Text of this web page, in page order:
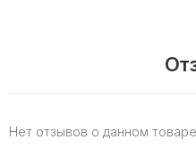
Нет отзывов о данном